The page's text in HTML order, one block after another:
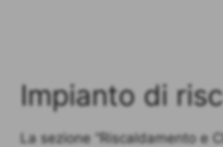
Impianto di
La sezione “Riscaldamento e